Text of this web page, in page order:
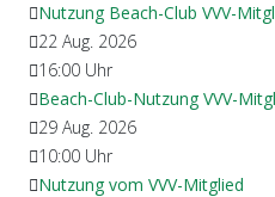
Nutzung Beach-Club VVV-
22 Aug. 2026
16:00 Uhr
Beach-Club-Nutzung VVV-
29 Aug. 2026
10:00 Uhr
Nutzung vom VVV-Mitglied